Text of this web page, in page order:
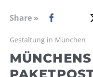
WEBRADIO
Share »
Gestaltung in München
MÜNCHENS